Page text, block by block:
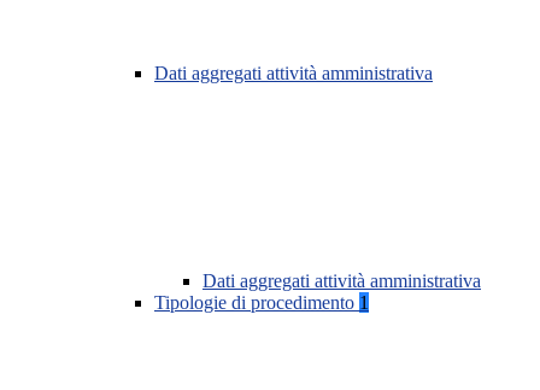
Dati aggregati attività amministrativa
Dati aggregati attività amministrativa
Tipologie di procedimento 1